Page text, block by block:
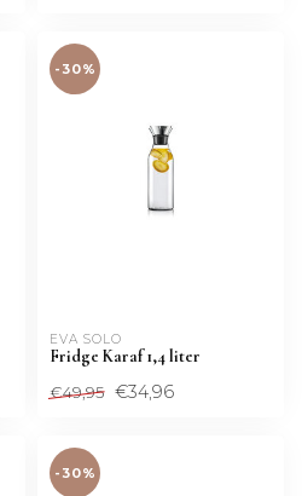
-30%
EVA SOLO
Fridge Karaf 1,4 liter
€49,95 €34,96
-30%